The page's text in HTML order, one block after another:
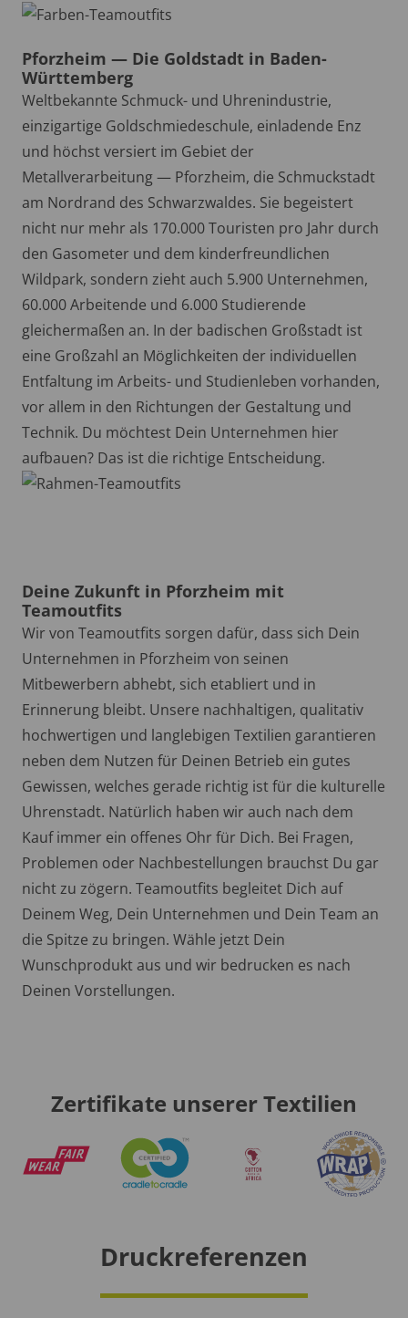
Pforzheim — Die Goldstadt in Baden-
Württemberg
Weltbekannte Schmuck- und Uhrenindustrie,
einzigartige Goldschmiedeschule, einladende Enz
und höchst versiert im Gebiet der
Metallverarbeitung — Pforzheim, die Schmuckstadt
am Nordrand des Schwarzwaldes. Sie begeistert
nicht nur mehr als 170.000 Touristen pro Jahr durch
den Gasometer und dem kinderfreundlichen
Wildpark, sondern zieht auch 5.900 Unternehmen,
60.000 Arbeitende und 6.000 Studierende
gleichermaßen an. In der badischen Großstadt ist
eine Großzahl an Möglichkeiten der individuellen
Entfaltung im Arbeits- und Studienleben vorhanden,
vor allem in den Richtungen der Gestaltung und
Technik. Du möchtest Dein Unternehmen hier
aufbauen? Das ist die richtige Entscheidung.
Deine Zukunft in Pforzheim mit
Teamoutfits
Wir von Teamoutfits sorgen dafür, dass sich Dein
Unternehmen in Pforzheim von seinen
Mitbewerbern abhebt, sich etabliert und in
Erinnerung bleibt. Unsere nachhaltigen, qualitativ
hochwertigen und langlebigen Textilien garantieren
neben dem Nutzen für Deinen Betrieb ein gutes
Gewissen, welches gerade richtig ist für die kulturelle
Uhrenstadt. Natürlich haben wir auch nach dem
Kauf immer ein offenes Ohr für Dich. Bei Fragen,
Problemen oder Nachbestellungen brauchst Du gar
nicht zu zögern. Teamoutfits begleitet Dich auf
Deinem Weg, Dein Unternehmen und Dein Team an
die Spitze zu bringen. Wähle jetzt Dein
Wunschprodukt aus und wir bedrucken es nach
Deinen Vorstellungen.
Zertifikate unserer Textilien
Druckreferenzen